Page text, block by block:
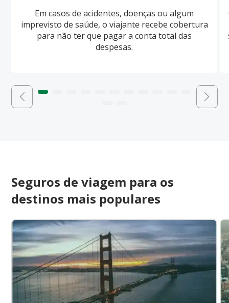
Em casos de acidentes, doenças ou algum
imprevisto de saúde, o viajante recebe cobertura
para não ter que pagar a conta total das
despesas.
Seguros de viagem para os
destinos mais populares